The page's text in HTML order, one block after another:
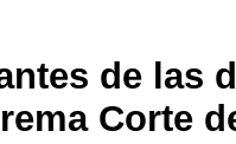
de las
Corte